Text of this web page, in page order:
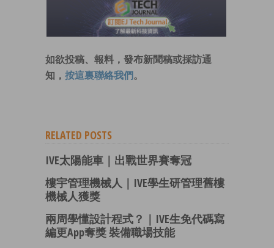
如欲投稿、報料，發布新聞稿或採訪通
知， 按這裏聯絡我們 。
RELATED POSTS
IVE太陽能車｜出戰世界賽奪冠
樓宇管理機械人｜IVE學生研管理舊樓
機械人獲獎
兩周學懂設計程式？｜IVE生免代碼寫
編更App奪獎 裝備職場技能